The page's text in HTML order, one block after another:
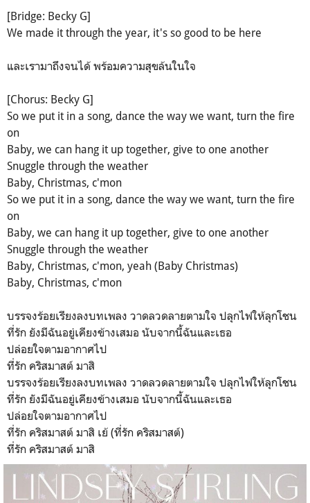
[Bridge: Becky G]
We made it through the year, it's so good to be here
และเรามาถึงจนได้ พร้อมความสุขล้นในใจ
[Chorus: Becky G]
So we put it in a song, dance the way we want, turn the fire
on
Baby, we can hang it up together, give to one another
Snuggle through the weather
Baby, Christmas, c'mon
So we put it in a song, dance the way we want, turn the fire
on
Baby, we can hang it up together, give to one another
Snuggle through the weather
Baby, Christmas, c'mon, yeah (Baby Christmas)
Baby, Christmas, c'mon
บรรจงร้อยเรียงลงบทเพลง วาดลวดลายตามใจ ปลุกไฟให้ลุกโชน
ที่รัก ยังมีฉันอยู่เคียงข้างเสมอ นับจากนี้ฉันและเธอ
ปล่อยใจตามอากาศไป
ที่รัก คริสมาสต์ มาสิ
บรรจงร้อยเรียงลงบทเพลง วาดลวดลายตามใจ ปลุกไฟให้ลุกโชน
ที่รัก ยังมีฉันอยู่เคียงข้างเสมอ นับจากนี้ฉันและเธอ
ปล่อยใจตามอากาศไป
ที่รัก คริสมาสต์ มาสิ เย้ (ที่รัก คริสมาสต์)
ที่รัก คริสมาสต์ มาสิ